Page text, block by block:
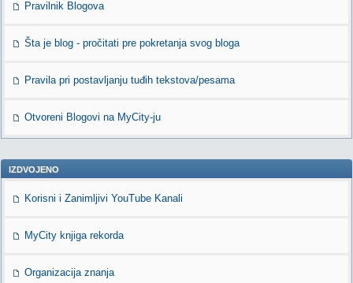
Pravilnik Blogova
Šta je blog - pročitati pre pokretanja svog bloga
Pravila pri postavljanju tuđih tekstova/pesama
Otvoreni Blogovi na MyCity-ju
IZDVOJENO
Korisni i Zanimljivi YouTube Kanali
MyCity knjiga rekorda
Organizacija znanja